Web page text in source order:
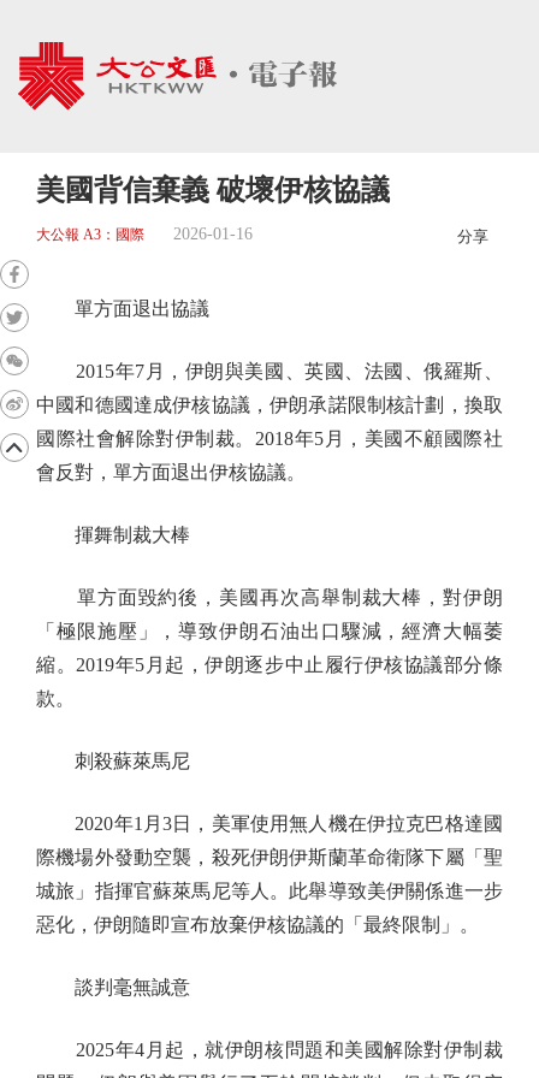
美國背信棄義 破壞伊核協議
大公報 A3：國際 2026-01-16 分享
單方面退出協議
2015年7月，伊朗與美國、英國、法國、俄羅斯、
中國和德國達成伊核協議，伊朗承諾限制核計劃，換取
國際社會解除對伊制裁。2018年5月，美國不顧國際社
會反對，單方面退出伊核協議。
揮舞制裁大棒
單方面毀約後，美國再次高舉制裁大棒，對伊朗
「極限施壓」，導致伊朗石油出口驟減，經濟大幅萎
縮。2019年5月起，伊朗逐步中止履行伊核協議部分條
款。
刺殺蘇萊馬尼
2020年1月3日，美軍使用無人機在伊拉克巴格達國
際機場外發動空襲，殺死伊朗伊斯蘭革命衛隊下屬「聖
城旅」指揮官蘇萊馬尼等人。此舉導致美伊關係進一步
惡化，伊朗隨即宣布放棄伊核協議的「最終限制」。
談判毫無誠意
2025年4月起，就伊朗核問題和美國解除對伊制裁